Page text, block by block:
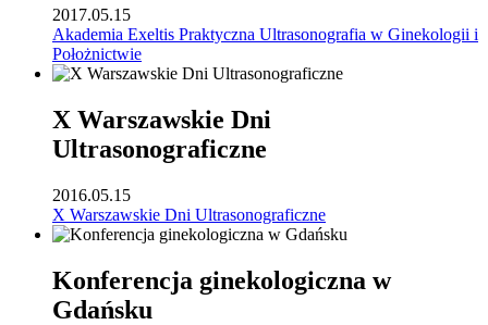
2017.05.15
Akademia Exeltis Praktyczna Ultrasonografia w Ginekologii i
Położnictwie
X Warszawskie Dni
Ultrasonograficzne
2016.05.15
X Warszawskie Dni Ultrasonograficzne
Konferencja ginekologiczna w
Gdańsku